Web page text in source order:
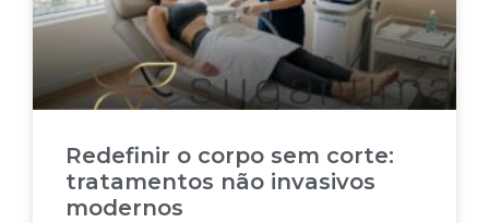
Redefinir o corpo sem corte:
tratamentos não invasivos
modernos